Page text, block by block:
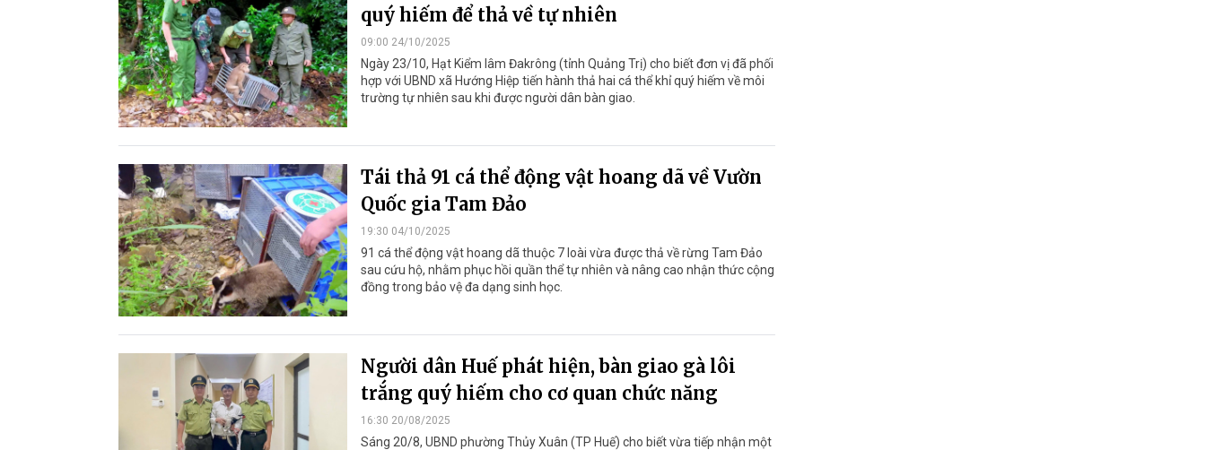
quý hiếm để thả về tự nhiên
09:00 24/10/2025
Ngày 23/10, Hạt Kiểm lâm Đakrông (tỉnh Quảng Trị) cho biết đơn vị đã phối
hợp với UBND xã Hướng Hiệp tiến hành thả hai cá thể khỉ quý hiếm về môi
trường tự nhiên sau khi được người dân bàn giao.
Tái thả 91 cá thể động vật hoang dã về Vườn
Quốc gia Tam Đảo
19:30 04/10/2025
91 cá thể động vật hoang dã thuộc 7 loài vừa được thả về rừng Tam Đảo
sau cứu hộ, nhằm phục hồi quần thể tự nhiên và nâng cao nhận thức cộng
đồng trong bảo vệ đa dạng sinh học.
Người dân Huế phát hiện, bàn giao gà lôi
trắng quý hiếm cho cơ quan chức năng
16:30 20/08/2025
Sáng 20/8, UBND phường Thủy Xuân (TP Huế) cho biết vừa tiếp nhận một